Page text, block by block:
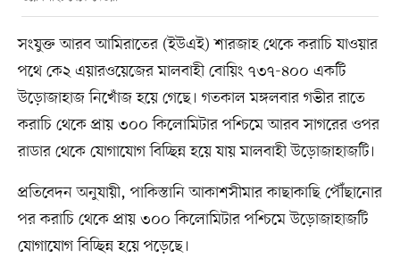
সংযুক্ত আরব আমিরাতের (ইউএই) শারজাহ থেকে করাচি যাওয়ার
পথে কে২ এয়ারওয়েজের মালবাহী বোয়িং ৭৩৭-৪০০ একটি
উড়োজাহাজ নিখোঁজ হয়ে গেছে। গতকাল মঙ্গলবার গভীর রাতে
করাচি থেকে প্রায় ৩০০ কিলোমিটার পশ্চিমে আরব সাগরের ওপর
রাডার থেকে যোগাযোগ বিচ্ছিন্ন হয়ে যায় মালবাহী উড়োজাহাজটি।
প্রতিবেদন অনুযায়ী, পাকিস্তানি আকাশসীমার কাছাকাছি পৌঁছানোর
পর করাচি থেকে প্রায় ৩০০ কিলোমিটার পশ্চিমে উড়োজাহাজটি
যোগাযোগ বিচ্ছিন্ন হয়ে পড়েছে।